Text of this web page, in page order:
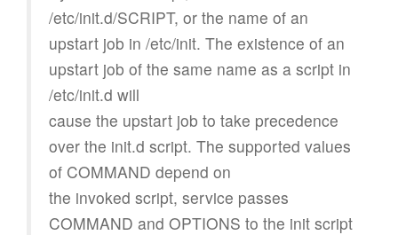
/etc/init.d/SCRIPT, or the name of an
upstart job in /etc/init. The existence of an
upstart job of the same name as a script in
/etc/init.d will
cause the upstart job to take precedence
over the init.d script. The supported values
of COMMAND depend on
the invoked script, service passes
COMMAND and OPTIONS to the init script